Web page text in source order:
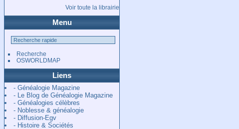
Voir toute la librairie
Menu
Recherche
OSWORLDMAP
Liens
- Généalogie Magazine
- Le Blog de Généalogie Magazine
- Généalogies célèbres
- Noblesse & généalogie
- Diffusion-Egv
- Histoire & Sociétés